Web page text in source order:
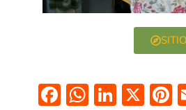
F W Li X